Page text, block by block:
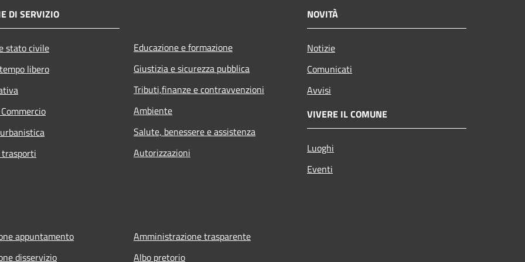
DI SERVIZIO
stato civile
libero
Educazione e formazione
Giustizia e sicurezza pubblica
Tributi,finanze e contravvenzioni
Ambiente
Salute, benessere e assistenza
Autorizzazioni
NOVITÀ
Notizie
Comunicati
Avvisi
VIVERE IL COMUNE
Luoghi
Eventi
appuntamento
disservizio
Amministrazione trasparente
Albo pretorio